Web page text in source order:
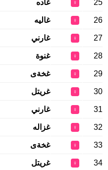
25
♀ غاده
26
♀ غاليه
27
♀ غارني
28
♀ غنوة
29
♀ غخةى
30
♀ غريتل
31
♀ غارني
32
♀ غزاله
33
♀ غخةى
34
♀ غريتل